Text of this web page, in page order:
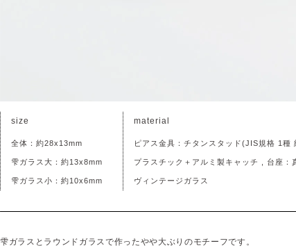
size
全体：約28x13mm
雫ガラス大：約13x8mm
雫ガラス小：約10x6mm
material
ピアス金具：チタンスタッド(JIS規格 1種
プラスチック＋アルミ製キャッチ , 台座：
ヴィンテージガラス
雫ガラスとラウンドガラスで作ったやや大ぶりのモチーフです。